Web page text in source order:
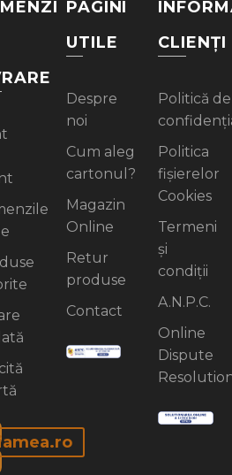
PAGINI
UTILE
Despre
noi
Cum aleg
cartonul?
Magazin
Online
Retur
produse
Contact
CLIENȚI
Politică de
Politica
fișierelor
Cookies
Termeni
și
condiții
A.N.P.C.
Online
Dispute